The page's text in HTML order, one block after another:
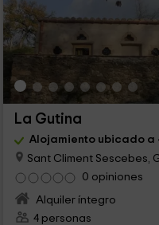
La Gutina
Alojamiento ubicado a
Sant Climent Sescebes,
0 opiniones
Alquiler íntegro
4 personas